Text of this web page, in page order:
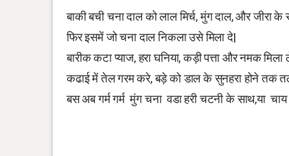
बाकी बची चना दाल को लाल मिर्च, मुंग दाल, और जीरा के
फिर इसमें जो चना दाल निकला उसे मिला दे|
बारीक कटा प्याज, हरा घनिया, कड़ी पत्ता और नमक
कढाई में तेल गरम करे, बड़े को डाल के सुनहरा होने तक
बस अब गर्म गर्म मुंग चना वडा हरी चटनी के साथ,या